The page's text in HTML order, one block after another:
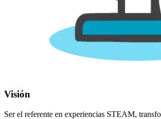
Visión
Ser el referente en experiencias STEAM,